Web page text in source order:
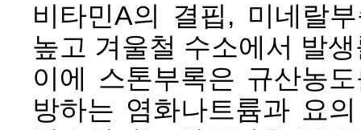
비타민A의 결핍, 미네랄
높고 겨울철 수소에서 발
이에 스톤부록은 규산농
방하는 염화나트륨과 요